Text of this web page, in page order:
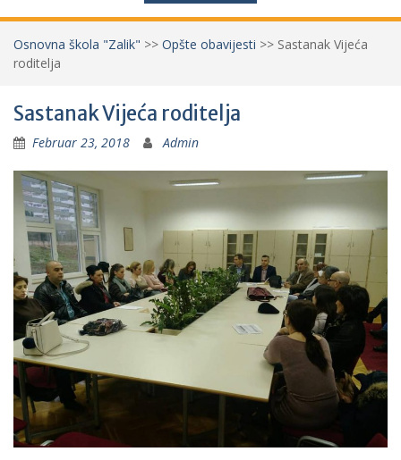
Osnovna škola "Zalik" >> Opšte obavijesti >> Sastanak Vijeća
roditelja
Sastanak Vijeća roditelja
Februar 23, 2018 Admin